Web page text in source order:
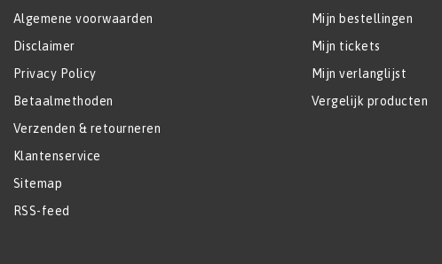
Algemene voorwaarden
Disclaimer
Privacy Policy
Betaalmethoden
Verzenden & retourneren
Klantenservice
Sitemap
RSS-feed
Mijn bestellingen
Mijn tickets
Mijn verlanglijst
Vergelijk producten